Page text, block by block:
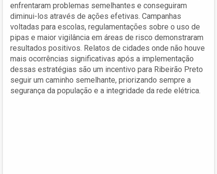
enfrentaram problemas semelhantes e conseguiram
diminui-los através de ações efetivas. Campanhas
voltadas para escolas, regulamentações sobre o uso de
pipas e maior vigilância em áreas de risco demonstraram
resultados positivos. Relatos de cidades onde não houve
mais ocorrências significativas após a implementação
dessas estratégias são um incentivo para Ribeirão Preto
seguir um caminho semelhante, priorizando sempre a
segurança da população e a integridade da rede elétrica.